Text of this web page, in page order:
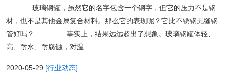
玻璃钢罐，虽然它的名字包含一个钢字，但它的压力不是钢
材，也不是其他金属复合材料。那么它的表现呢？它比不锈钢无缝钢
管好吗？ 事实上，结果远远超出了想象。玻璃钢罐体轻、
高、耐水、耐腐蚀，对温...
2020-05-29 [行业动态]